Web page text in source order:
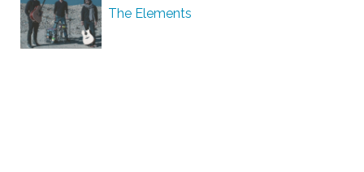
The Elements